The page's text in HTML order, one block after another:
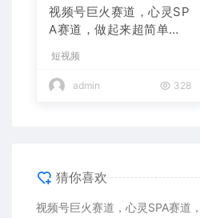
视频号巨火赛道，心灵SP
A赛道，做起来超简单，
短视频
admin 328
猜你喜欢